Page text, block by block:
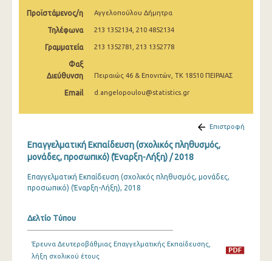
2011
2009
2008
2005
2003
2002
2000
Προϊστάμενος/η Αγγελοπούλου Δήμητρα
Τηλέφωνα 213 1352134, 210 4852134
Γραμματεία 213 1352781, 213 1352778
Φαξ
Διεύθυνση
Πειραιώς 46 & Επονιτών, ΤΚ 18510 ΠΕΙΡΑΙΑΣ
Email d.angelopoulou@statistics.gr
Επιστροφή
Επαγγελματική Εκπαίδευση (σχολικός πληθυσμός,
μονάδες, προσωπικό) (Έναρξη-Λήξη) / 2018
Επαγγελματική Εκπαίδευση (σχολικός πληθυσμός, μονάδες,
προσωπικό) (Έναρξη-Λήξη), 2018
Δελτίο Τύπου
Έρευνα Δευτεροβάθμιας Επαγγελματικής Εκπαίδευσης,
λήξη σχολικού έτους